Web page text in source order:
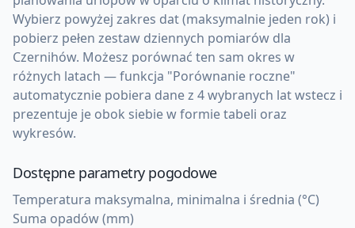
Wybierz powyżej zakres dat (maksymalnie jeden rok) i
pobierz pełen zestaw dziennych pomiarów dla
Czernihów. Możesz porównać ten sam okres w
różnych latach — funkcja "Porównanie roczne"
automatycznie pobiera dane z 4 wybranych lat wstecz i
prezentuje je obok siebie w formie tabeli oraz
wykresów.
Dostępne parametry pogodowe
Temperatura maksymalna, minimalna i średnia (°C)
Suma opadów (mm)